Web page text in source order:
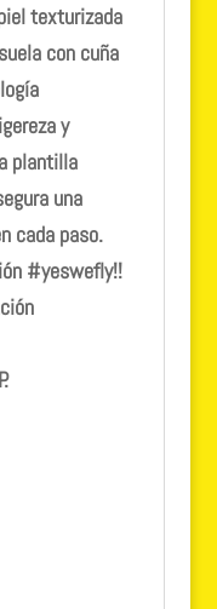
texturizada
con cuña
y
plantilla
una
cada paso.
#yeswefly!!